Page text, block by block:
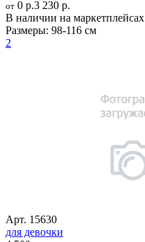
от 0 р.3 230 р.
В наличии на маркетплейсах
Размеры: 98-116 см
2
Арт. 15630
для девочки